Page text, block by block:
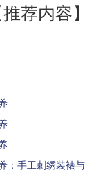
推荐内容】
：手工刺绣装裱